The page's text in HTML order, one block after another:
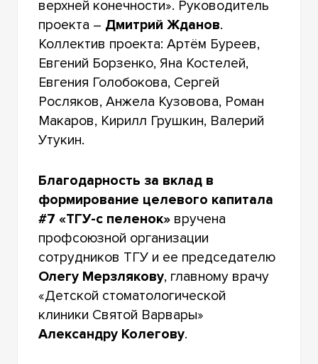
верхней конечности». Руководитель
проекта – Дмитрий Жданов.
Коллектив проекта: Артём Буреев,
Евгений Борзенко, Яна Костелей,
Евгения Голобокова, Сергей
Росляков, Анжела Кузовова, Роман
Макаров, Кирилл Грушкин, Валерий
Утукин.
Благодарность за вклад в
формирование целевого капитала
#7 «ТГУ-с пеленок» вручена
профсоюзной организации
сотрудников ТГУ и ее председателю
Олегу Мерзлякову, главному врачу
«Детской стоматологической
клиники Святой Варвары»
Александру Колегову.